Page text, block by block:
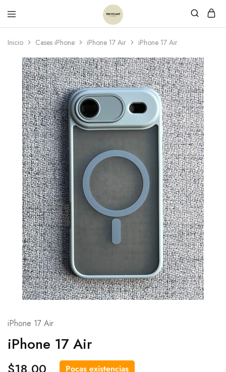
Inicio Cases iPhone iPhone 17 Air iPhone 17 Air
iPhone 17 Air
iPhone 17 Air
Pocas existencias